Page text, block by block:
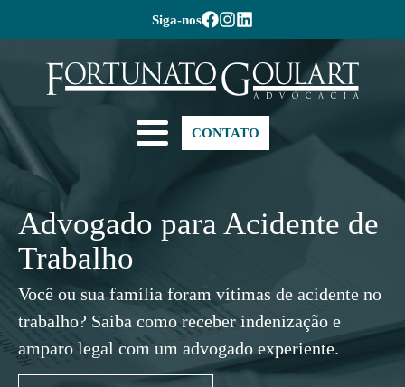
Siga-nos
CONTATO
Advogado para Acidente de
Trabalho
Você ou sua família foram vítimas de acidente no
trabalho? Saiba como receber indenização e
amparo legal com um advogado experiente.